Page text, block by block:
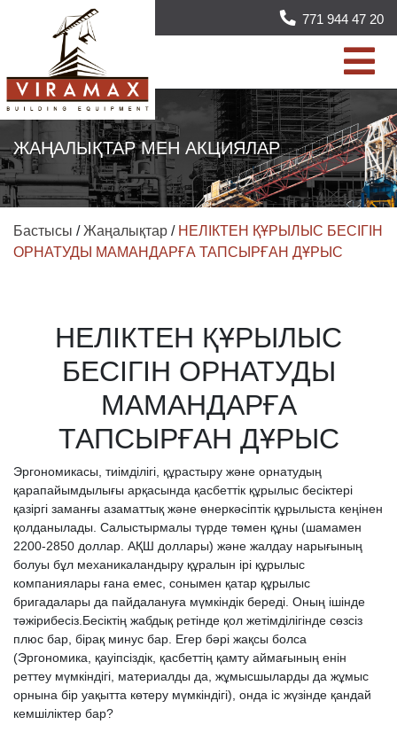
771 944 47 20
ЖАҢАЛЫҚТАР МЕН АКЦИЯЛАР
Бастысы / Жаңалықтар / НЕЛІКТЕН ҚҰРЫЛЫС БЕСІГІН
ОРНАТУДЫ МАМАНДАРҒА ТАПСЫРҒАН ДҰРЫС
НЕЛІКТЕН ҚҰРЫЛЫС
БЕСІГІН ОРНАТУДЫ
МАМАНДАРҒА
ТАПСЫРҒАН ДҰРЫС
Эргономикасы, тиімділігі, құрастыру және орнатудың
қарапайымдылығы арқасында қасбеттік құрылыс бесіктері
қазіргі заманғы азаматтық және өнеркәсіптік құрылыста кеңінен
қолданылады. Салыстырмалы түрде төмен құны (шамамен
2200-2850 доллар. АҚШ доллары) және жалдау нарығының
болуы бұл механикаландыру құралын ірі құрылыс
компаниялары ғана емес, сонымен қатар құрылыс
бригадалары да пайдалануға мүмкіндік береді. Оның ішінде
тәжірибесіз.Бесіктің жабдық ретінде қол жетімділігінде сөзсіз
плюс бар, бірақ минус бар. Егер бәрі жақсы болса
(Эргономика, қауіпсіздік, қасбеттің қамту аймағының енін
реттеу мүмкіндігі, материалды да, жұмысшыларды да жұмыс
орнына бір уақытта көтеру мүмкіндігі), онда іс жүзінде қандай
кемшіліктер бар?